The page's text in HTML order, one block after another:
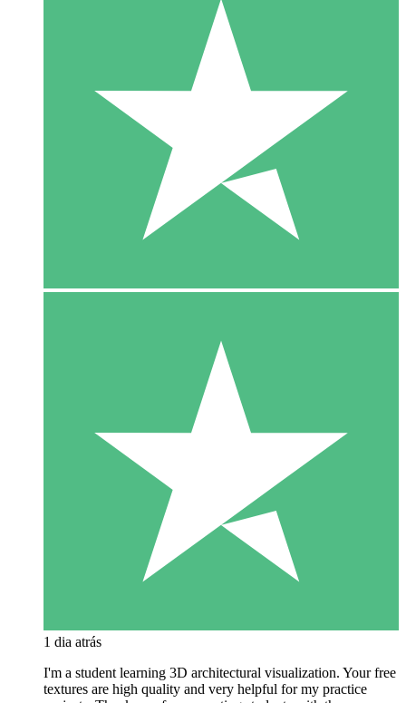
1 dia atrás
I'm a student learning 3D architectural visualization. Your free
textures are high quality and very helpful for my practice